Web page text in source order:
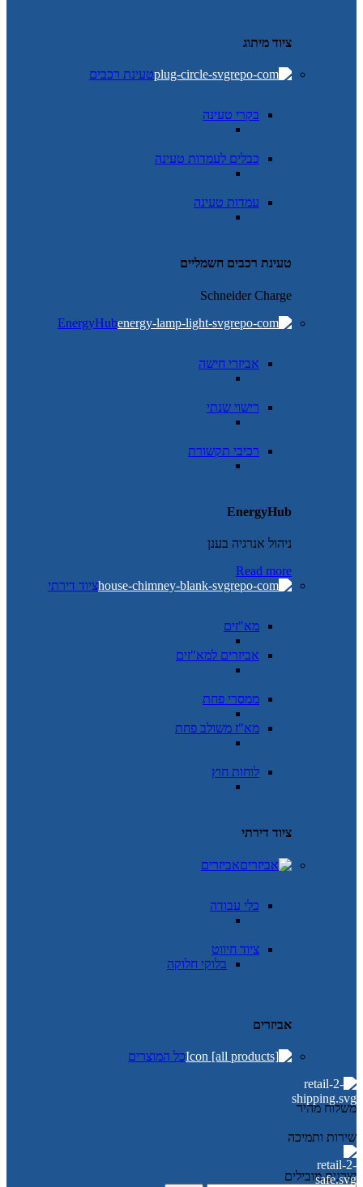
ציוד מיתוג
טעינת רכבים
בקרי טעינה
כבלים לעמדות טעינה
עמדות טעינה
טעינת רכבים חשמליים
Schneider Charge
EnergyHub
אביזרי חישה
רישוי שנתי
רכיבי תקשורת
EnergyHub
ניהול אנרגיה בענן
Read more
ציוד דירתי
מא"זים
אביזרים למא"זים
ממסרי פחת
מא"ז משולב פחת
לוחות חוץ
ציוד דירתי
אביזרים
כלי עבודה
ציוד חיווט
בלוקי חלוקה
אביזרים
כל המוצרים
משלוח מהיר
שירות ותמיכה
יצרנים מובילים